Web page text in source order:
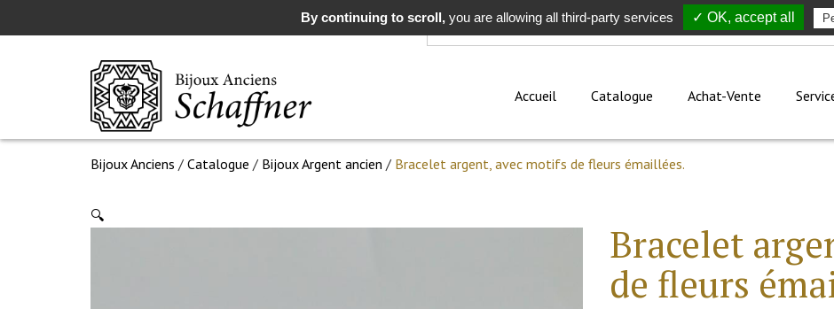
Rechercher
Accueil Catalogue Achat-Vente
Bijoux Anciens / Catalogue / Bijoux Argent ancien / Bracelet argent, avec motifs de fleurs émaillées.
🔍
Bracelet
de fleurs
By continuing to scroll,you are allowing all third-party services ✓ OK, accept all